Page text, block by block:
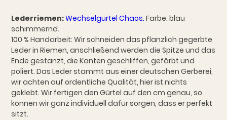
Lederriemen:Wechselgürtel Chaos. Farbe: blau
schimmernd.
100 % Handarbeit: Wir schneiden das pflanzlich gegerbte
Leder in Riemen, anschließend werden die Spitze und das
Ende gestanzt, die Kanten geschliffen, gefärbt und
poliert. Das Leder stammt aus einer deutschen Gerberei,
wir achten auf ordentliche Qualität, hier ist nichts
geklebt. Wir fertigen den Gürtel auf den cm genau, so
können wir ganz individuell dafür sorgen, dass er perfekt
sitzt.